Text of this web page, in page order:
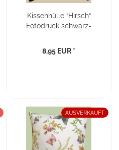
Kissenhülle “Hirsch“
Fotodruck schwarz-
8,95 EUR *
AUSVERKAUFT